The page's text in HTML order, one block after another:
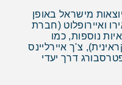
מישראל באופן
ואיירופלוט (חברת
נוספות, כמו
צ'ך איירליינס
דרך יעדי